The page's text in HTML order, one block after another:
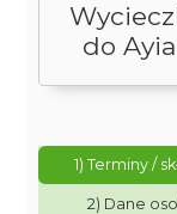
do
1) Terminy /
2) Dane